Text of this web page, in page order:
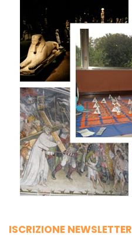
ISCRIZIONE NEWSLETTER